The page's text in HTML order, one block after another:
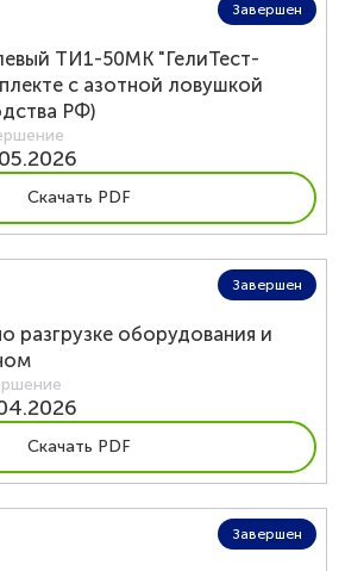
ТИ1-50МК "ГелиТест-
с азотной ловушкой
РФ)
Скачать PDF
Завершен
разгрузке оборудования и
Скачать PDF
Завершен
Завершен